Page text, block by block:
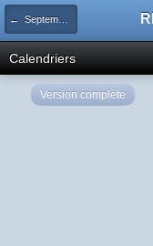
← September 2024
Calendriers
Version complète